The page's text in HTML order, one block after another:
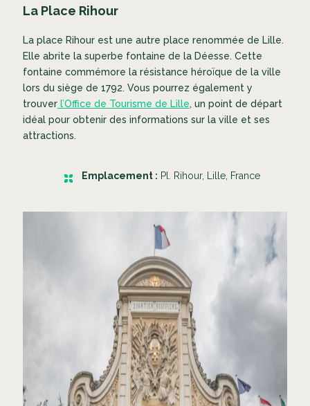
La Place Rihour
La place Rihour est une autre place renommée de Lille.
Elle abrite la superbe fontaine de la Déesse. Cette
fontaine commémore la résistance héroïque de la ville
lors du siège de 1792. Vous pourrez également y
trouverl’Office de Tourisme de Lille, un point de départ
idéal pour obtenir des informations sur la ville et ses
attractions.
Emplacement : Pl. Rihour, Lille, France